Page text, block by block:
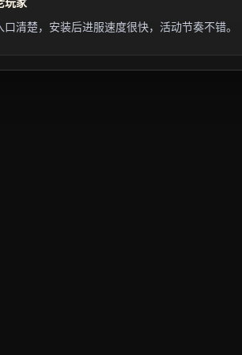
口清楚，安装后进服速度很快，活动节奏不错。